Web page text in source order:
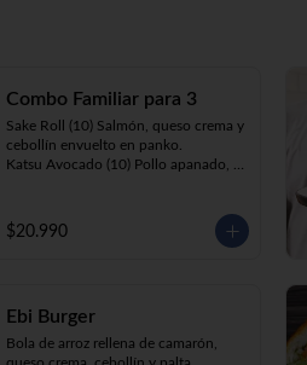
Combo Familiar para 3
Sake Roll (10) Salmón, queso crema y
cebollín envuelto en panko.
Katsu Avocado (10) Pollo apanado,
California Ebi (10) Camarón, queso
crema y palta envuelta en sésamo o
$20.990
Ebi Burger
Bola de arroz rellena de camarón,